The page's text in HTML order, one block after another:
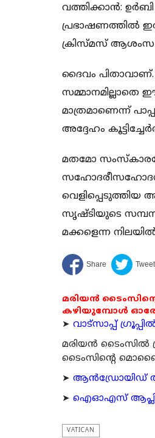
വത്തിക്കാന്‍:
പ്രഭാഷണത്തില്‍
ക്രിസ്മസ് ആശംസ
ദൈവം
സമ്മാനമില്ലാതെ
മാത്രമാണെന്ന്
അദ്ദേഹം
മതമോ
സൃഷ്ടിയുടെ
മക്കളെന്ന
മരിയൻ
കഴിയുമ്പോൾ
➤ വാട്സാപ്പ്
മരിയന്‍ ടൈംസില്‍
ടൈംസിന്റെ
➤ ആന്‍ഡ്രോയിഡ്
➤ ഐഓഎസ്
VATICAN